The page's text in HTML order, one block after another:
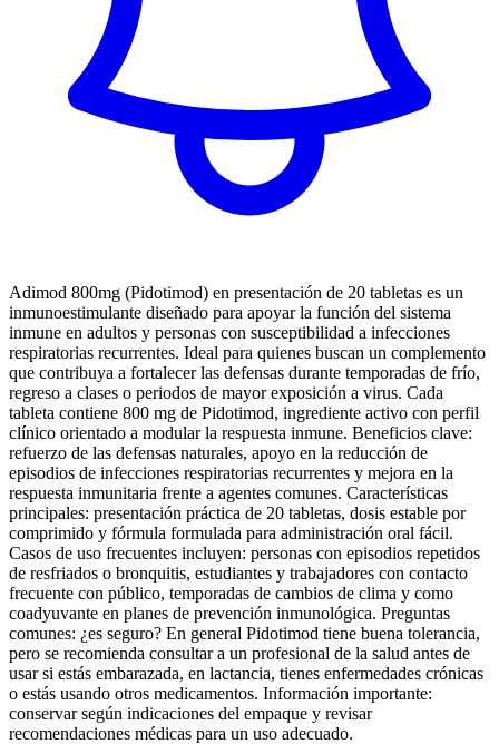
Adimod 800mg (Pidotimod) en presentación de 20 tabletas es un
inmunoestimulante diseñado para apoyar la función del sistema
inmune en adultos y personas con susceptibilidad a infecciones
respiratorias recurrentes. Ideal para quienes buscan un complemento
que contribuya a fortalecer las defensas durante temporadas de frío,
regreso a clases o periodos de mayor exposición a virus. Cada
tableta contiene 800 mg de Pidotimod, ingrediente activo con perfil
clínico orientado a modular la respuesta inmune. Beneficios clave:
refuerzo de las defensas naturales, apoyo en la reducción de
episodios de infecciones respiratorias recurrentes y mejora en la
respuesta inmunitaria frente a agentes comunes. Características
principales: presentación práctica de 20 tabletas, dosis estable por
comprimido y fórmula formulada para administración oral fácil.
Casos de uso frecuentes incluyen: personas con episodios repetidos
de resfriados o bronquitis, estudiantes y trabajadores con contacto
frecuente con público, temporadas de cambios de clima y como
coadyuvante en planes de prevención inmunológica. Preguntas
comunes: ¿es seguro? En general Pidotimod tiene buena tolerancia,
pero se recomienda consultar a un profesional de la salud antes de
usar si estás embarazada, en lactancia, tienes enfermedades crónicas
o estás usando otros medicamentos. Información importante:
conservar según indicaciones del empaque y revisar
recomendaciones médicas para un uso adecuado.